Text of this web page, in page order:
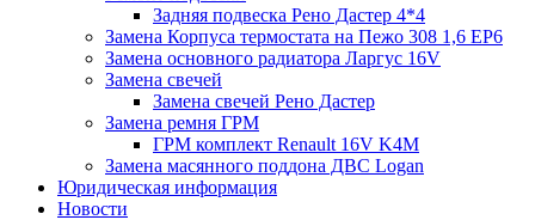
Задняя подвеска Рено Дастер 4*4
Замена Корпуса термостата на Пежо 308 1,6 EP6
Замена основного радиатора Ларгус 16V
Замена свечей
Замена свечей Рено Дастер
Замена ремня ГРМ
ГРМ комплект Renault 16V K4M
Замена масянного поддона ДВС Logan
Юридическая информация
Новости